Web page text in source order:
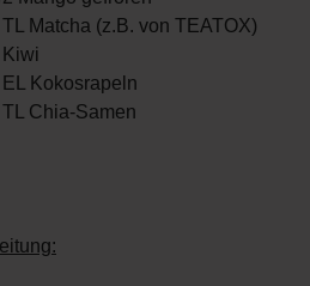
TL Matcha (z.B. von TEATOX)
Kiwi
EL Kokosrapeln
TL Chia-Samen